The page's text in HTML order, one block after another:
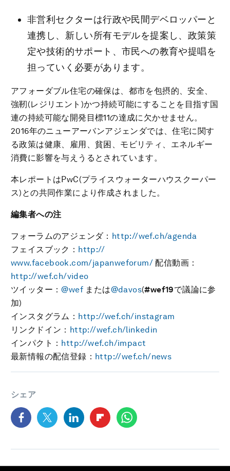
非営利セクターは行政や民間デベロッパーと
連携し、新しい所有モデルを提案し、政策策
定や技術的サポート、市民への教育や提唱を
担っていく必要があります。
アフォーダブル住宅の確保は、都市を包摂的、安全、
強靭(レジリエント)かつ持続可能にすることを目指す国
連の持続可能な開発目標11の達成に欠かせません。
2016年のニューアーバンアジェンダでは、住宅に関す
る政策は健康、雇用、貧困、モビリティ、エネルギー
消費に影響を与えうるとされています。
本レポートはPwC(プライスウォーターハウスクーパー
ス)との共同作業により作成されました。
編集者への注
フォーラムのアジェンダ： http://wef.ch/agenda
フェイスブック： http://
www.facebook.com/japanweforum/ 配信動画：
http://wef.ch/video
ツイッター：@wef または@davos(#wef19で議論に参
加)
インスタグラム： http://wef.ch/instagram
リンクドイン： http://wef.ch/linkedin
インパクト： http://wef.ch/impact
最新情報の配信登録： http://wef.ch/news
シェア